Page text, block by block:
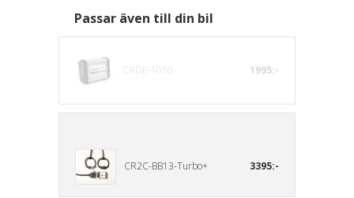
Passar även till din bil
CRDE-1010 1995:-
CR2C-BB13-Turbo+ 3395:-